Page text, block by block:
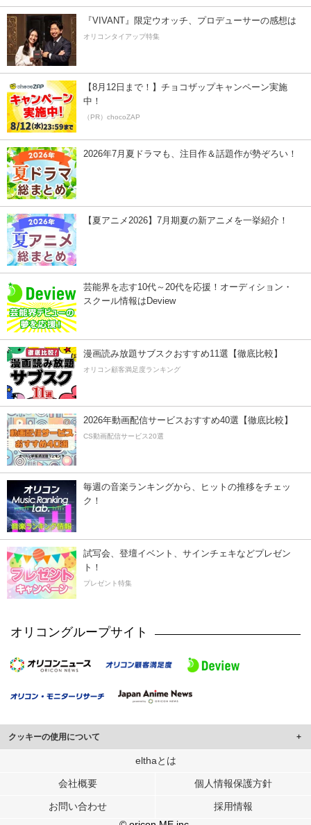
『VIVANT』限定ウオッチ、プロデューサーの感想は
オリコンタイアップ特集
【8月12日まで！】チョコザップキャンペーン実施
中！
（PR）chocoZAP
2026年7月夏ドラマも、注目作＆話題作が勢ぞろい！
【夏アニメ2026】7月期夏の新アニメを一挙紹介！
芸能界を志す10代～20代を応援！オーディション・
スクール情報はDeview
漫画読み放題サブスクおすすめ11選【徹底比較】
オリコン顧客満足度ランキング
2026年動画配信サービスおすすめ40選【徹底比較】
CS動画配信サービス20選
毎週の音楽ランキングから、ヒットの推移をチェッ
ク！
試写会、登壇イベント、サインチェキなどプレゼン
ト！
プレゼント特集
オリコングループサイト
クッキーの使用について
このサイトでは Cookie を使用して、ユーザーに合わせたコンテンツや広告の
行っています。
メディアや広告配信、データ解析の各パートナーに提供しています。
各パートナーは、この情報とユーザーが各パートナーに提供した他の情報や、
elthaとは
会社概要 個人情報保護方針
お問い合わせ
採用情報